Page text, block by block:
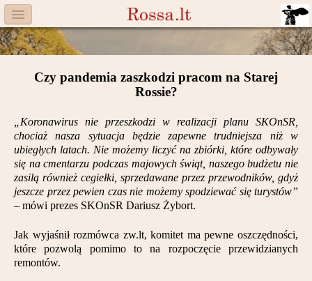
Menu
Facebook
Komitet
Aktualności
Książka
Moneta
Cegiełki
Rossa
Trasy
Czy pandemia zaszkodzi pracom na Starej
Rossie?
„Koronawirus nie przeszkodzi w realizacji planu SKOnSR,
chociaż nasza sytuacja będzie zapewne trudniejsza niż w
ubiegłych latach. Nie możemy liczyć na zbiórki, które odbywały
się na cmentarzu podczas majowych świąt, naszego budżetu nie
zasilą również cegiełki, sprzedawane przez przewodników, gdyż
jeszcze przez pewien czas nie możemy spodziewać się turystów”
– mówi prezes SKOnSR Dariusz Żybort.
Jak wyjaśnił rozmówca zw.lt, komitet ma pewne oszczędności,
które pozwolą pomimo to na rozpoczęcie przewidzianych
remontów.